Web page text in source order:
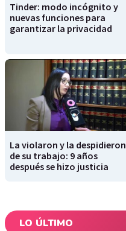
Tinder: modo incógnito y
nuevas funciones para
garantizar la privacidad
La violaron y la despidieron
de su trabajo: 9 años
después se hizo justicia
LO ÚLTIMO